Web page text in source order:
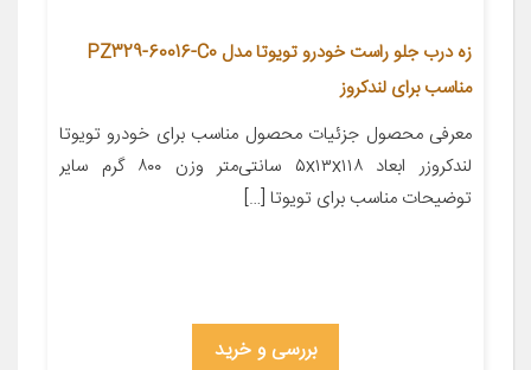
زه درب جلو راست خودرو تویوتا مدل PZ329-60016-C0
مناسب برای لندکروز
معرفی محصول جزئیات محصول مناسب برای خودرو تویوتا
لندکروزر ابعاد ۵x۱۳x۱۱۸ سانتی‌متر وزن ۸۰۰ گرم سایر
توضیحات مناسب برای تویوتا […]
بررسی و خرید